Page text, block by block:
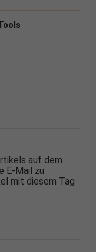
auf dem
E-Mail zu
mit diesem Tag